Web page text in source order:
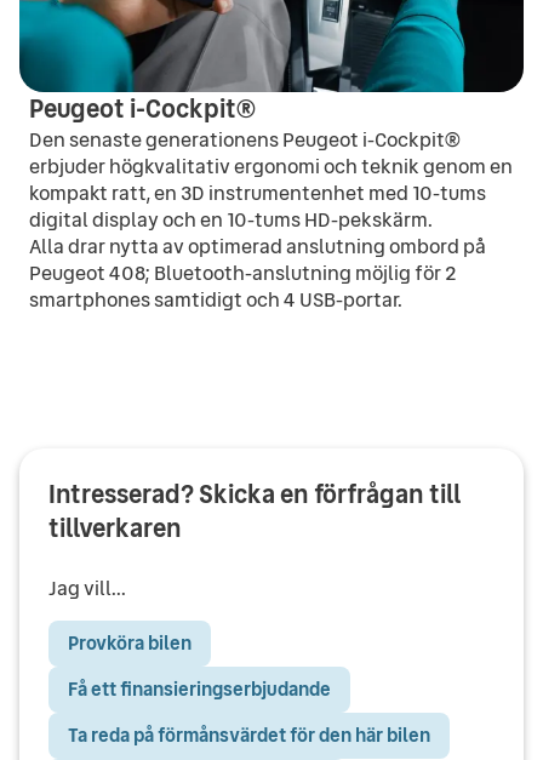
Peugeot i-Cockpit®
Den senaste generationens Peugeot i-Cockpit®
erbjuder högkvalitativ ergonomi och teknik genom en
kompakt ratt, en 3D instrumentenhet med 10-tums
digital display och en 10-tums HD-pekskärm.
Alla drar nytta av optimerad anslutning ombord på
Peugeot 408; Bluetooth-anslutning möjlig för 2
smartphones samtidigt och 4 USB-portar.
Intresserad? Skicka en förfrågan till
tillverkaren
Jag vill...
Provköra bilen
Få ett finansieringserbjudande
Ta reda på förmånsvärdet för den här bilen